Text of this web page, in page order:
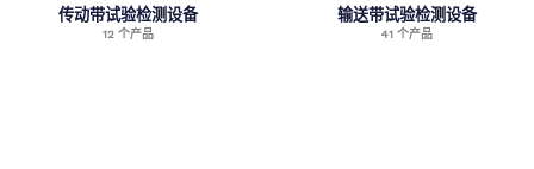
传动带试验检测设备
12 个产品
输送带试验检测设备
41 个产品